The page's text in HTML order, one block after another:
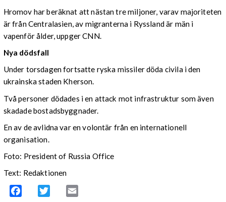
Hromov har beräknat att nästan tre miljoner, varav majoriteten
är från Centralasien, av migranterna i Ryssland är män i
vapenför ålder, uppger CNN.
Nya dödsfall
Under torsdagen fortsatte ryska missiler döda civila i den
ukrainska staden Kherson.
Två personer dödades i en attack mot infrastruktur som även
skadade bostadsbyggnader.
En av de avlidna var en volontär från en internationell
organisation.
Foto: President of Russia Office
Text: Redaktionen
Facebook Twitter